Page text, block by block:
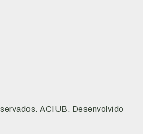
ACIUB. Desenvolvido